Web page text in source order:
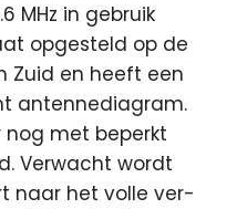
MHz in gebruik
opgesteld op de
Zuid en heeft een
antennediagram.
met beperkt
Verwacht wordt
naar het volle ver-